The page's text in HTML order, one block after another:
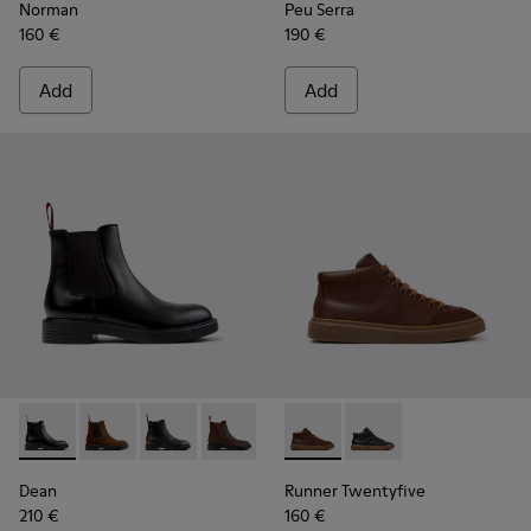
Norman
160 €
Add
Peu Serra
190 €
Add
Dean - K300492-001 - Black Leather Ankle Boots for Men.
Dean - K300492-007
Dean - K300492-005
Dean - K300492-004
Dean
210 €
Runner Twentyfive -
Runner Twentyfive -
Runner Twentyfive
160 €